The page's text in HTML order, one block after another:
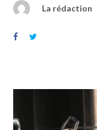
La rédaction